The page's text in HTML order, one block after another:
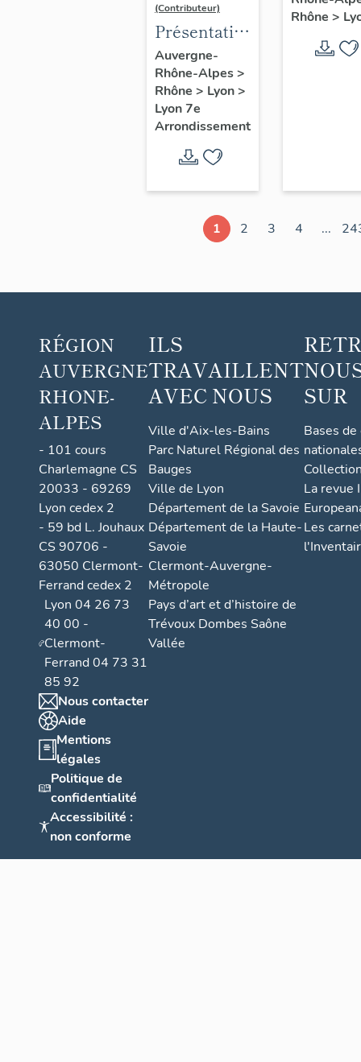
(Contributeur)
Présentation
du secteur
d'étude
Lyon
Guillotière
Auvergne-
Rhône-Alpes>
Rhône > Lyon>
Lyon 7e
Arrondissement
Lyon
Rhône >
1 2 3 4 ...
RÉGION
AUVERGNE
RHONE-
ALPES
- 101 cours
Charlemagne CS
20033 - 69269
Lyon cedex 2
- 59 bd L. Jouhaux
CS 90706 -
63050 Clermont-
Ferrand cedex 2
Lyon 04 26 73
40 00 -
Clermont-
Ferrand 04 73 31
85 92
Nous contacter
Aide
Mentions
légales
Politique de
confidentialité
Accessibilité :
non conforme
ILS
TRAVAILLENT
AVEC NOUS
Ville d'Aix-les-Bains
Parc Naturel Régional des
Bauges
Ville de Lyon
Département de la Savoie
Département de la Haute-
Savoie
Clermont-Auvergne-
Métropole
Pays d’art et d’histoire de
Trévoux Dombes Saône
Vallée
SUR
Bases
La revue
Les